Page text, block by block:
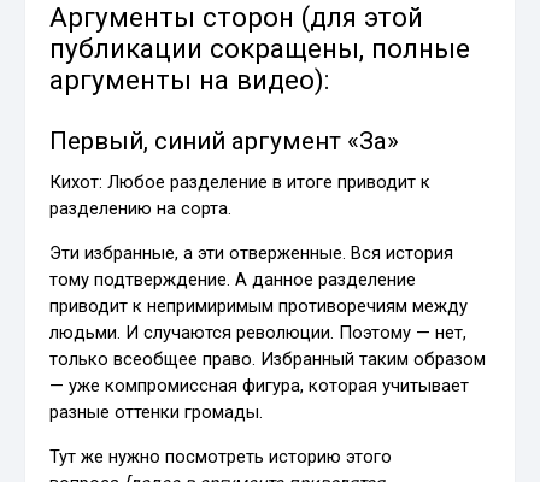
Аргументы сторон (для этой
публикации сокращены, полные
аргументы на видео):
Первый, синий аргумент «За»
Кихот: Любое разделение в итоге приводит к
разделению на сорта.
Эти избранные, а эти отверженные. Вся история
тому подтверждение. А данное разделение
приводит к непримиримым противоречиям между
людьми. И случаются революции. Поэтому — нет,
только всеобщее право. Избранный таким образом
— уже компромиссная фигура, которая учитывает
разные оттенки громады.
Тут же нужно посмотреть историю этого